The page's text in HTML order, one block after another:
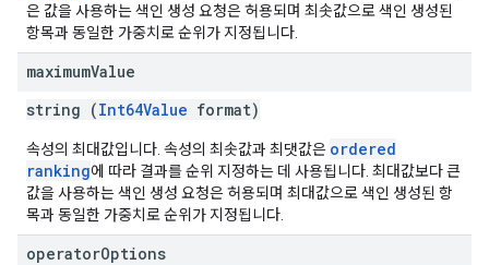
은 값을 사용하는 색인 생성 요청은 허용되며 최솟값으로 색인 생성된
항목과 동일한 가중치로 순위가 지정됩니다.
maximumValue
string (Int64Value format)
속성의 최대값입니다. 속성의 최솟값과 최댓값은 ordered
ranking에 따라 결과를 순위 지정하는 데 사용됩니다. 최대값보다 큰
값을 사용하는 색인 생성 요청은 허용되며 최대값으로 색인 생성된 항
목과 동일한 가중치로 순위가 지정됩니다.
operatorOptions